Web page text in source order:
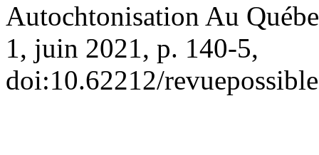
Autochtonisation Au
1, juin 2021, p. 140-5,
doi:10.62212/